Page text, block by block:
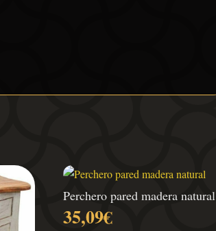
Perchero pared madera natural
35,09€